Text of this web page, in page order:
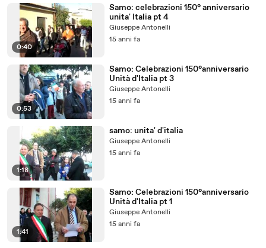
0:40
Samo: celebrazioni 150° anniversario
unita' Italia pt 4
Giuseppe Antonelli
15 anni fa
0:53
Samo: Celebrazioni 150°anniversario
Unità d'Italia pt 3
Giuseppe Antonelli
15 anni fa
1:18
samo: unita' d'italia
Giuseppe Antonelli
15 anni fa
1:41
Samo: Celebrazioni 150°anniversario
Unità d'Italia pt 1
Giuseppe Antonelli
15 anni fa